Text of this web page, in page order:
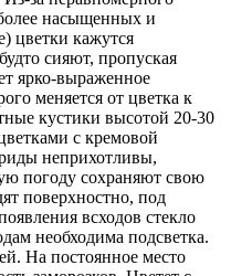
насыщенных и
цветки кажутся
сияют, пропуская
ярко-выраженное
меняется от цветка к
кустики высотой 20-30
с кремовой
неприхотливы,
погоду сохраняют свою
поверхностно, под
всходов стекло
необходима подсветка.
На постоянное место